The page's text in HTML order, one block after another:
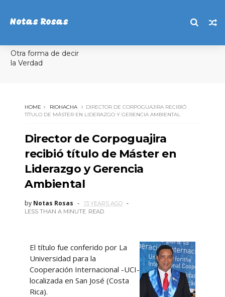
Notas Rosas
Otra forma de decir
la Verdad
HOME RIOHACHA
DIRECTOR DE CORPOGUAJIRA RECIBIÓ
TÍTULO DE MÁSTER EN LIDERAZGO Y GERENCIA AMBIENTAL
Director de Corpoguajira
recibió título de Máster en
Liderazgo y Gerencia
Ambiental
by Notas Rosas
13 YEARS AGO
LESS THAN A MINUTE READ
El título fue conferido por La
Universidad para la
Cooperación Internacional -UCI-
localizada en San José (Costa
Rica).